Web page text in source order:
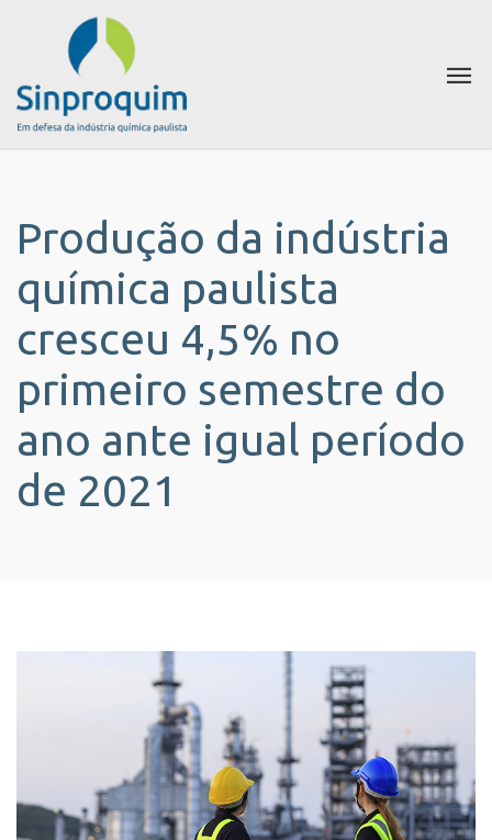
Produção da indústria
química paulista
cresceu 4,5% no
primeiro semestre do
ano ante igual período
de 2021